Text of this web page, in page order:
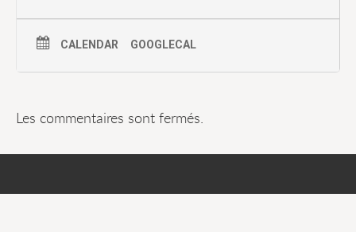
CALENDAR GOOGLECAL
Les commentaires sont fermés.